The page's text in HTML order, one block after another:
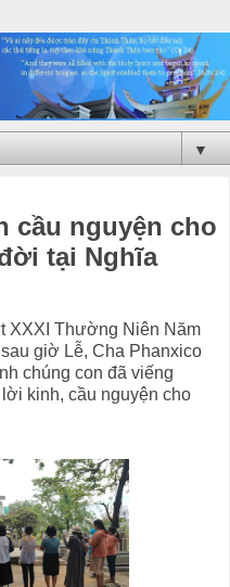
▼
cầu nguyện cho
tại Nghĩa
XXXI Thường Niên Năm
giờ Lễ, Cha Phanxico
chúng con đã viếng
kinh, cầu nguyện cho